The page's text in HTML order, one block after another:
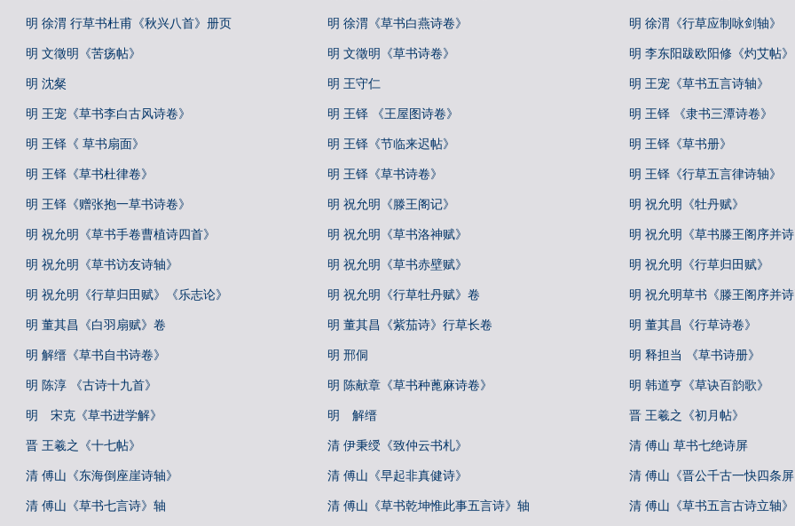
明 徐渭 行草书杜甫《秋兴八首》册页 明 徐渭《草书白燕诗卷》 明 徐渭《行草应制咏剑轴》
明 文徵明《苦疡帖》 明 文徵明《草书诗卷》 明 李东阳跋欧阳修《灼艾帖》
明 沈粲 明 王守仁 明 王宠《草书五言诗轴》
明 王宠《草书李白古风诗卷》 明 王铎 《王屋图诗卷》 明 王铎 《隶书三潭诗卷》
明 王铎《 草书扇面》 明 王铎《节临来迟帖》 明 王铎《草书册》
明 王铎《草书杜律卷》 明 王铎《草书诗卷》 明 王铎《行草五言律诗轴》
明 王铎《赠张抱一草书诗卷》 明 祝允明《滕王阁记》 明 祝允明《牡丹赋》
明 祝允明《草书手卷曹植诗四首》 明 祝允明《草书洛神赋》 明 祝允明《草书滕王阁序并
明 祝允明《草书访友诗轴》 明 祝允明《草书赤壁赋》 明 祝允明《行草归田赋》
明 祝允明《行草归田赋》《乐志论》 明 祝允明《行草牡丹赋》卷 明 祝允明草书《滕王阁序并
明 董其昌《白羽扇赋》卷 明 董其昌《紫茄诗》行草长卷 明 董其昌《行草诗卷》
明 解缙《草书自书诗卷》 明 邢侗 明 释担当 《草书诗册》
明 陈淳 《古诗十九首》 明 陈献章《草书种蓖麻诗卷》 明 韩道亨《草诀百韵歌》
明 宋克《草书进学解》 明 解缙 晋 王羲之《初月帖》
晋 王羲之《十七帖》 清 伊秉绶《致仲云书札》 清 傅山 草书七绝诗屏
清 傅山《东海倒座崖诗轴》 清 傅山《早起非真健诗》 清 傅山《晋公千古一快四条
清 傅山《草书七言诗》轴 清 傅山《草书乾坤惟此事五言诗》轴 清 傅山《草书五言古诗立轴》